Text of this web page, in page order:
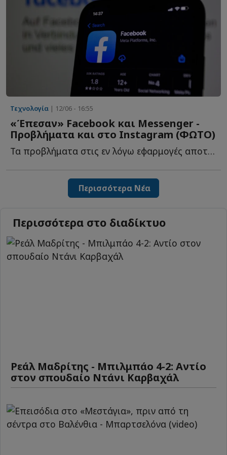
Τεχνολογία | 12/06 - 16:55
«Έπεσαν» Facebook και Messenger -
Προβλήματα και στο Instagram (ΦΩΤΟ)
Τα προβλήματα στις εν λόγω εφαρμογές αποτυπώνει και η...
Περισσότερα Νέα
Περισσότερα στο διαδίκτυο
Ρεάλ Μαδρίτης - Μπιλμπάο 4-2: Αντίο
στον σπουδαίο Ντάνι Καρβαχάλ